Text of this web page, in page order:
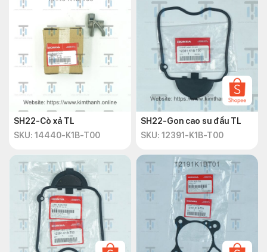
SH22-Cò xả TL
SKU: 14440-K1B-T00
SH22-Gon cao su đầu TL
SKU: 12391-K1B-T00